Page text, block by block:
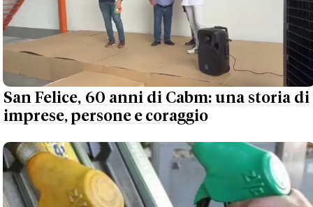
San Felice, 60 anni di Cabm: una storia di
imprese, persone e coraggio